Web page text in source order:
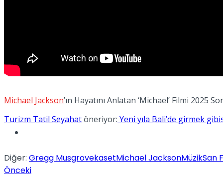
Spor
Michael Jackson’ın Hayatını Anlatan ‘Michael’ Filmi 2025
Turizm Tatil Seyahatöneriyor: Yeni yıla Bali’de girmek
Diğer: Gregg MusgrovekasetMichael JacksonMüzikSan
Önceki